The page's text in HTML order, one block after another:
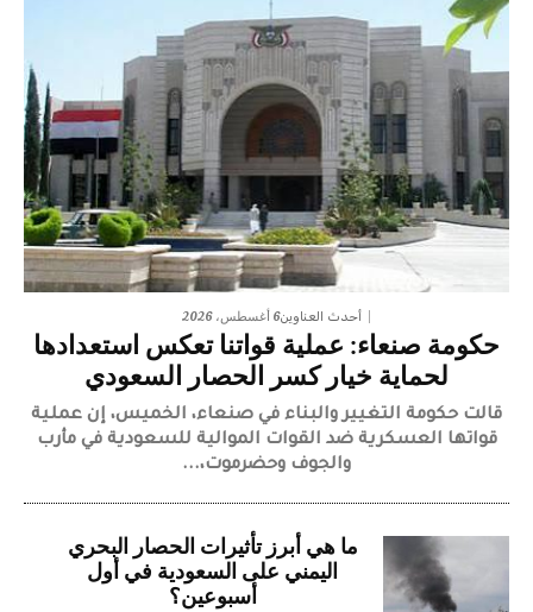
أحدث العناوين6 أغسطس، 2026
حكومة صنعاء: عملية قواتنا تعكس استعدادها
لحماية خيار كسر الحصار السعودي
قالت حكومة التغيير والبناء في صنعاء، الخميس، إن عملية
قواتها العسكرية ضد القوات الموالية للسعودية في مأرب
والجوف وحضرموت،...
ما هي أبرز تأثيرات الحصار البحري
اليمني على السعودية في أول
أسبوعين؟